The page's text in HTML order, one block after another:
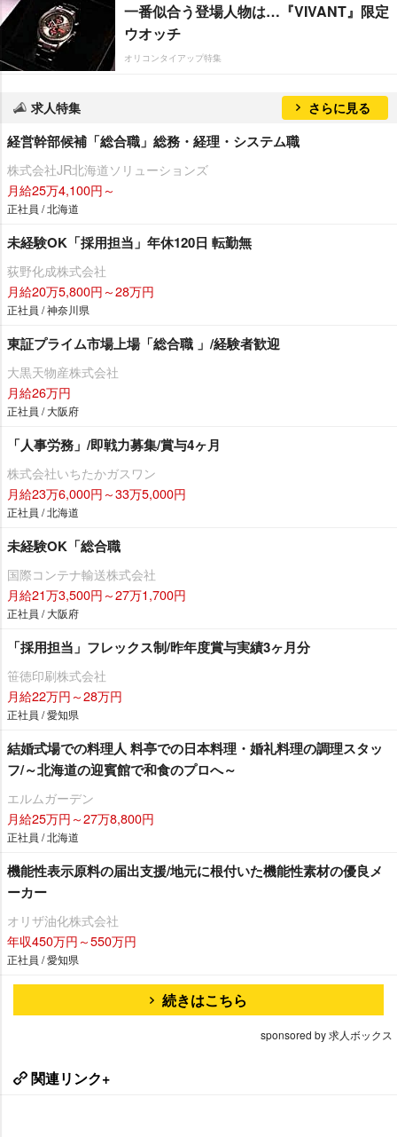
一番似合う登場人物は…『VIVANT』限定
ウオッチ
オリコンタイアップ特集
求人特集 さらに見る
経営幹部候補「総合職」総務・経理・システム職
株式会社JR北海道ソリューションズ
月給25万4,100円～
正社員 / 北海道
未経験OK「採用担当」年休120日 転勤無
荻野化成株式会社
月給20万5,800円～28万円
正社員 / 神奈川県
東証プライム市場上場「総合職 」/経験者歓迎
大黒天物産株式会社
月給26万円
正社員 / 大阪府
「人事労務」/即戦力募集/賞与4ヶ月
株式会社いちたかガスワン
月給23万6,000円～33万5,000円
正社員 / 北海道
未経験OK「総合職
国際コンテナ輸送株式会社
月給21万3,500円～27万1,700円
正社員 / 大阪府
「採用担当」フレックス制/昨年度賞与実績3ヶ月分
笹徳印刷株式会社
月給22万円～28万円
正社員 / 愛知県
結婚式場での料理人 料亭での日本料理・婚礼料理の調理スタッ
フ/～北海道の迎賓館で和食のプロへ～
エルムガーデン
月給25万円～27万8,800円
正社員 / 北海道
機能性表示原料の届出支援/地元に根付いた機能性素材の優良メ
ーカー
オリザ油化株式会社
年収450万円～550万円
正社員 / 愛知県
続きはこちら
sponsored by 求人ボックス
関連リンク+